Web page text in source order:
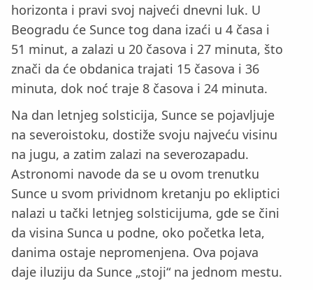
horizonta i pravi svoj najveći dnevni luk. U
Beogradu će Sunce tog dana izaći u 4 časa i
51 minut, a zalazi u 20 časova i 27 minuta, što
znači da će obdanica trajati 15 časova i 36
minuta, dok noć traje 8 časova i 24 minuta.
Na dan letnjeg solsticija, Sunce se pojavljuje
na severoistoku, dostiže svoju najveću visinu
na jugu, a zatim zalazi na severozapadu.
Astronomi navode da se u ovom trenutku
Sunce u svom prividnom kretanju po ekliptici
nalazi u tački letnjeg solsticijuma, gde se čini
da visina Sunca u podne, oko početka leta,
danima ostaje nepromenjena. Ova pojava
daje iluziju da Sunce „stoji“ na jednom mestu.